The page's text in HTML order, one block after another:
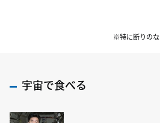
※特に断りの
宇宙で食べる